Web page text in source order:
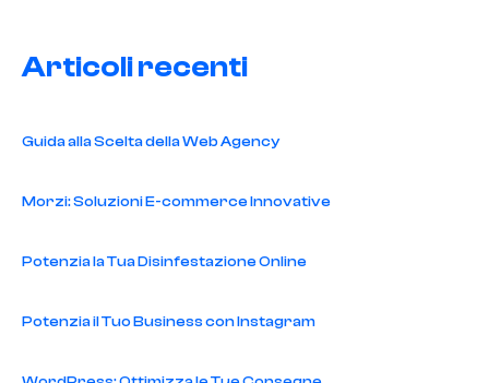
Articoli recenti
Guida alla Scelta della Web Agency
Morzi: Soluzioni E-commerce Innovative
Potenzia la Tua Disinfestazione Online
Potenzia il Tuo Business con Instagram